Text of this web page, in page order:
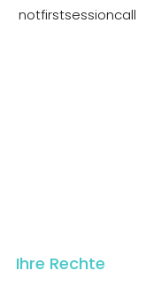
notfirstsessioncall
Ihre Rechte